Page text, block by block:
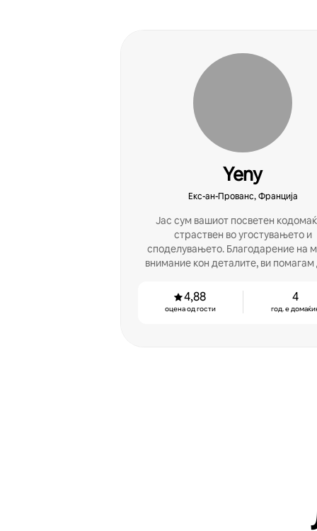
Yeny
Екс-ан-Прованс, Франција
Јас сум вашиот посветен
страствен во угостувањето и
споделувањето. Благодарение на
внимание кон деталите, ви помагам
4,88
оцена од гости
4
год. е